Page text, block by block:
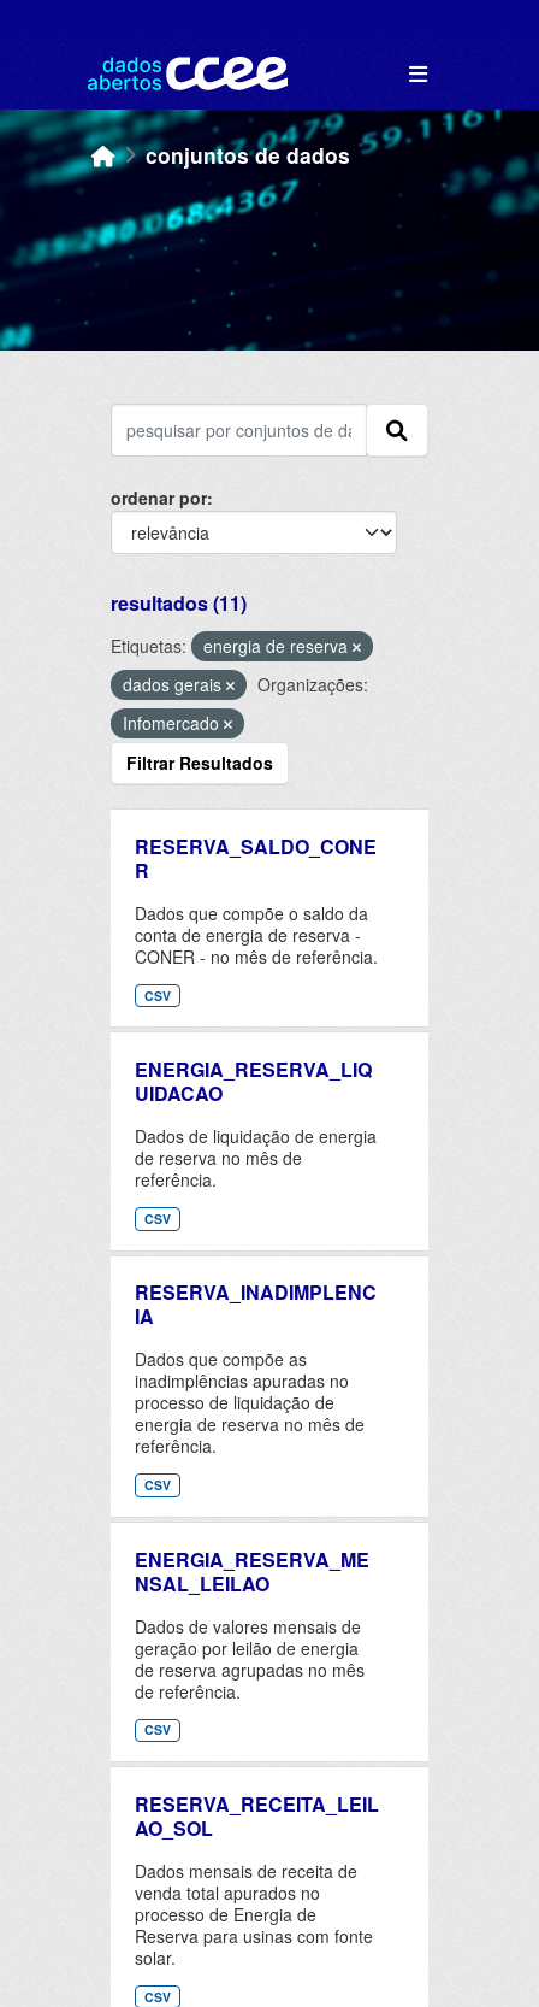
conjuntos de dados
ordenar por
resultados (11)
Etiquetas:
energia de reserva
dados gerais
Organizações:
Infomercado
Filtrar Resultados
RESERVA_SALDO_CONE
R
Dados que compõe o saldo da
conta de energia de reserva -
CONER - no mês de referência.
CSV
ENERGIA_RESERVA_LIQ
UIDACAO
Dados de liquidação de energia
de reserva no mês de
referência.
CSV
RESERVA_INADIMPLENC
IA
Dados que compõe as
inadimplências apuradas no
processo de liquidação de
energia de reserva no mês de
referência.
CSV
ENERGIA_RESERVA_ME
NSAL_LEILAO
Dados de valores mensais de
geração por leilão de energia
de reserva agrupadas no mês
de referência.
CSV
RESERVA_RECEITA_LEIL
AO_SOL
Dados mensais de receita de
venda total apurados no
processo de Energia de
Reserva para usinas com fonte
solar.
CSV